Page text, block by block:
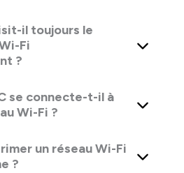
il toujours le
Fi
?
se connecte-t-il à
Wi-Fi ?
un réseau Wi-Fi
?